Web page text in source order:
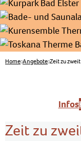
Home Angebote Zeit zu zweit
Infos
Zeit zu